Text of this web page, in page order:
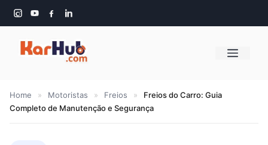
Pular
para
conteúdo
Menu
Home » Motoristas » Freios »
Freios do Carro: Guia
Completo de Manutenção e Segurança